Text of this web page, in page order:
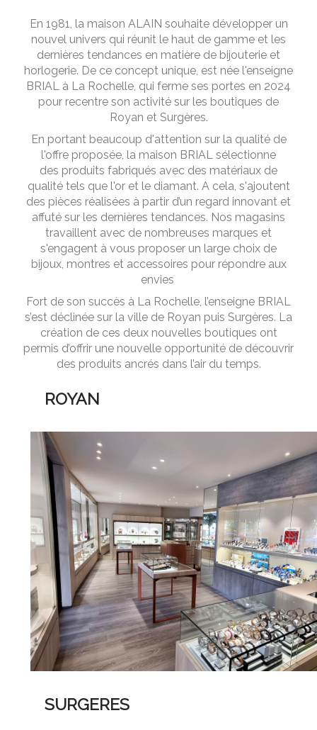
En 1981, la maison ALAIN souhaite développer un
nouvel univers qui réunit le haut de gamme et les
dernières tendances en matière de bijouterie et
horlogerie. De ce concept unique, est née l'enseigne
BRIAL à La Rochelle, qui ferme ses portes en 2024
pour recentre son activité sur les boutiques de
Royan et Surgères.
En portant beaucoup d'attention sur la qualité de
l'offre proposée, la maison BRIAL sélectionne
des produits fabriqués avec des matériaux de
qualité tels que l'or et le diamant. A cela, s'ajoutent
des pièces réalisées à partir d’un regard innovant et
affuté sur les dernières tendances. Nos magasins
travaillent avec de nombreuses marques et
s'engagent à vous proposer un large choix de
bijoux, montres et accessoires pour répondre aux
envies
Fort de son succès à La Rochelle, l’enseigne BRIAL
s’est déclinée sur la ville de Royan puis Surgères. La
création de ces deux nouvelles boutiques ont
permis d’offrir une nouvelle opportunité de découvrir
des produits ancrés dans l’air du temps.
ROYAN
SURGERES